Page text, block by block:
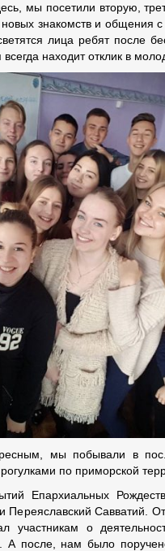
мы посетили вторую,
знакомств и общения
лица ребят после
находит отклик в
мы побывали в
по приморской
Епархиальных
Переяславский Савватий.
участникам о
А после, нам было